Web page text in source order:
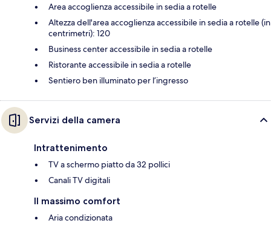
Area accoglienza accessibile in sedia a rotelle
Altezza dell'area accoglienza accessibile in sedia a rotelle (in
centrimetri): 120
Business center accessibile in sedia a rotelle
Ristorante accessibile in sedia a rotelle
Sentiero ben illuminato per l’ingresso
Servizi della camera
Intrattenimento
TV a schermo piatto da 32 pollici
Canali TV digitali
Il massimo comfort
Aria condizionata